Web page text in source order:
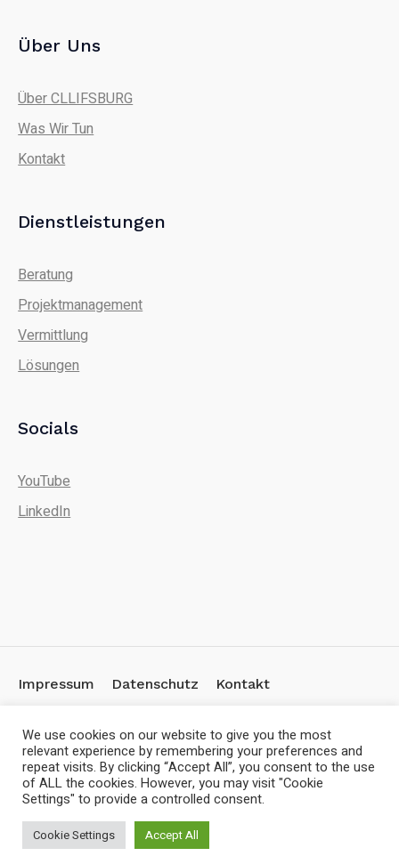
Über Uns
Über CLLIFSBURG
Was Wir Tun
Kontakt
Dienstleistungen
Beratung
Projektmanagement
Vermittlung
Lösungen
Socials
YouTube
LinkedIn
Impressum Datenschutz Kontakt
© 2020-2024 CLIFFSBURG GmbH. All rights reserved.
We use cookies on our website to give you the most
relevant experience by remembering your preferences and
repeat visits. By clicking “Accept All”, you consent to the use
of ALL the cookies. However, you may visit "Cookie
Settings" to provide a controlled consent.
Cookie Settings Accept All